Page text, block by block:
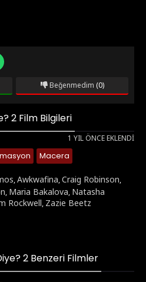
Beğenmedim (0)
2 Film Bilgileri
1 YIL ÖNCE EKLENDI
Macera
,Awkwafina,Craig Robinson,
, Maria Bakalova, Natasha
Rockwell, Zazie Beetz
2 Benzeri Filmler